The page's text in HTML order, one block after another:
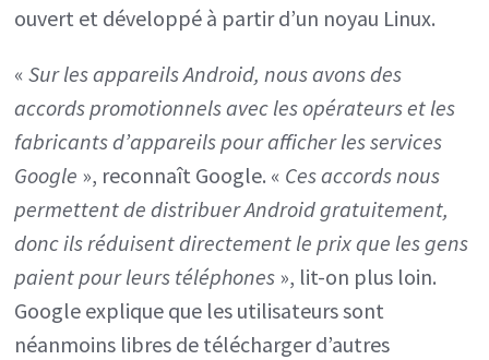
ouvert et développé à partir d’un noyau Linux.
«Sur les appareils Android, nous avons des
accords promotionnels avec les opérateurs et les
fabricants d’appareils pour afficher les services
Google », reconnaît Google. « Ces accords nous
permettent de distribuer Android gratuitement,
donc ils réduisent directement le prix que les gens
paient pour leurs téléphones », lit-on plus loin.
Google explique que les utilisateurs sont
néanmoins libres de télécharger d’autres